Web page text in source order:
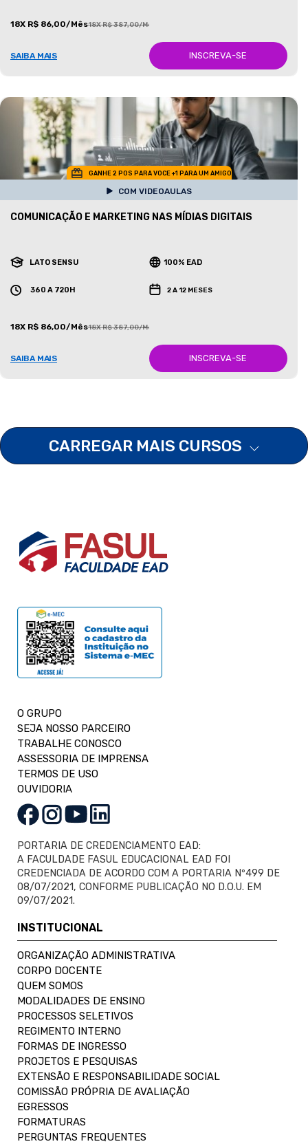
18X R$ 86,00/Mês18X R$ 387,00/Mês
SAIBA MAIS INSCREVA-SE
GANHE 2 POS PARA VOCE +1 PARA UM AMIGO
COM VIDEOAULAS
COMUNICAÇÃO E MARKETING NAS MÍDIAS DIGITAIS
LATO SENSU 100% EAD
360 A 720H 2 A 12 MESES
18X R$ 86,00/Mês18X R$ 387,00/Mês
SAIBA MAIS INSCREVA-SE
CARREGAR MAIS CURSOS
O GRUPO
SEJA NOSSO PARCEIRO
TRABALHE CONOSCO
ASSESSORIA DE IMPRENSA
TERMOS DE USO
OUVIDORIA
PORTARIA DE CREDENCIAMENTO EAD:
A FACULDADE FASUL EDUCACIONAL EAD FOI
CREDENCIADA DE ACORDO COM A PORTARIA Nº499 DE
08/07/2021, CONFORME PUBLICAÇÃO NO D.O.U. EM
09/07/2021.
INSTITUCIONAL
ORGANIZAÇÃO ADMINISTRATIVA
CORPO DOCENTE
QUEM SOMOS
MODALIDADES DE ENSINO
PROCESSOS SELETIVOS
REGIMENTO INTERNO
FORMAS DE INGRESSO
PROJETOS E PESQUISAS
EXTENSÃO E RESPONSABILIDADE SOCIAL
COMISSÃO PRÓPRIA DE AVALIAÇÃO
EGRESSOS
FORMATURAS
PERGUNTAS FREQUENTES